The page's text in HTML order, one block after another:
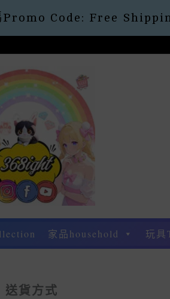
Promo Code: Free
家品household 玩具
送貨方式